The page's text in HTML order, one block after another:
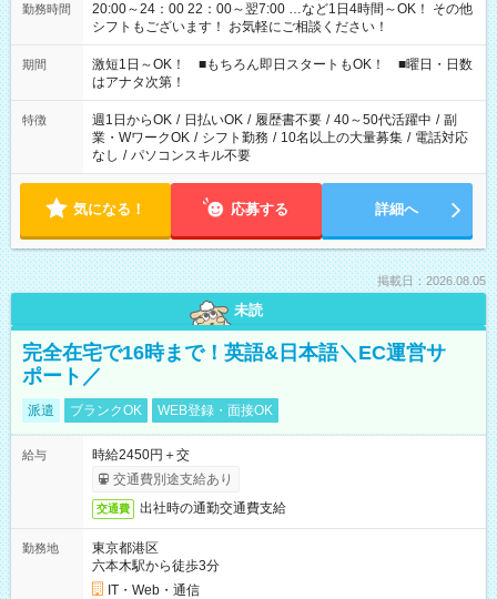
勤務時間
20:00～24：00 22：00～翌7:00 …など1日4時間～OK！ その他
シフトもございます！ お気軽にご相談ください！
期間
激短1日～OK！ ■もちろん即日スタートもOK！ ■曜日・日数
はアナタ次第！
特徴 週1日からOK / 日払いOK / 履歴書不要 / 40～50代活躍中 / 副
業・WワークOK / シフト勤務 / 10名以上の大量募集 / 電話対応
なし / パソコンスキル不要
気になる！ 応募する 詳細へ
掲載日：2026.08.05
未読
完全在宅で16時まで！英語&日本語＼EC運営サ
ポート／
派遣 ブランクOK WEB登録・面接OK
給与
時給2450円＋交
交通費別途支給あり
交通費 出社時の通勤交通費支給
勤務地
東京都港区
六本木駅から徒歩3分
IT・Web・通信